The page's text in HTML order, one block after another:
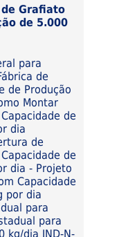
Grafiato
de 5.000
para
de
de Produção
Montar
de
dia
de
de
dia - Projeto
Capacidade
por dia
para
para
kg/dia IND-N-